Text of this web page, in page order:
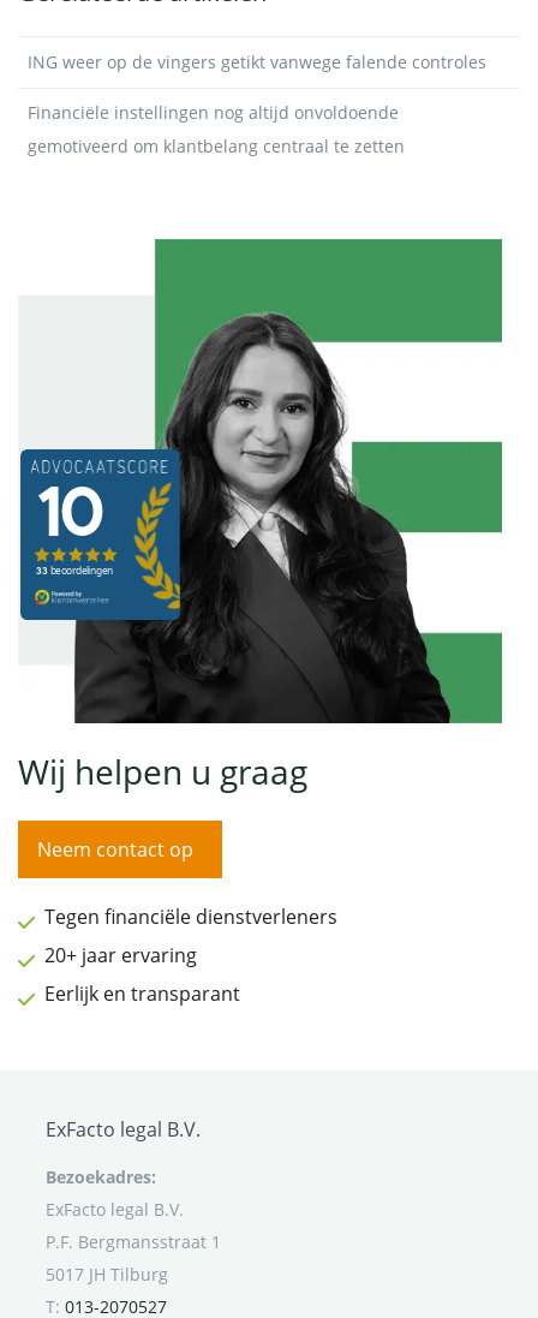
ING weer op de vingers getikt vanwege falende controles
Financiële instellingen nog altijd onvoldoende
gemotiveerd om klantbelang centraal te zetten
Wij helpen u graag
Neem contact op
Tegen financiële dienstverleners
20+ jaar ervaring
Eerlijk en transparant
ExFacto legal B.V.
Bezoekadres:
ExFacto legal B.V.
P.F. Bergmansstraat 1
5017 JH Tilburg
T: 013-2070527